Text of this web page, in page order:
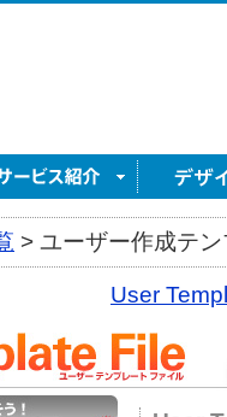
> ユーザー作成テ
User